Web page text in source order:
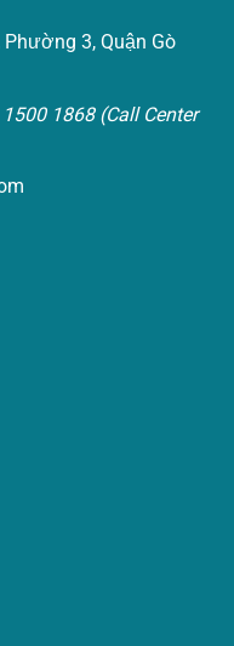
3, Quận Gò
1868 (Call Center